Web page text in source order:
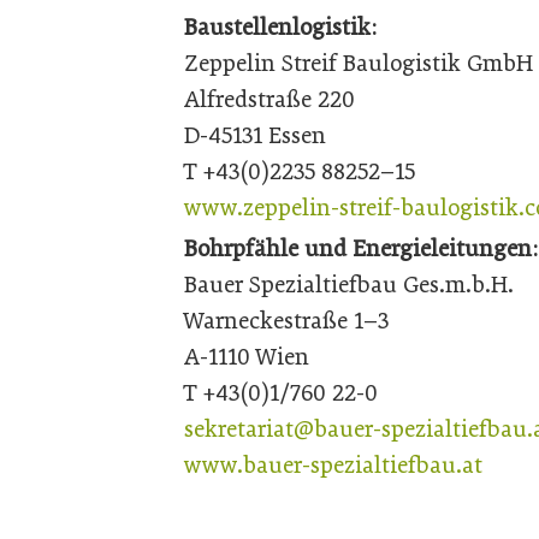
Baustellenlogistik:
Zeppelin Streif Baulogistik GmbH
Alfredstraße 220
D-45131 Essen
T +43(0)2235 88252–15
www.zeppelin-streif-
Bohrpfähle und Energieleitungen:
Bauer Spezialtiefbau Ges.m.b.H.
Warneckestraße 1–3
A-1110 Wien
T +43(0)1/760 22-0
sekretariat@bauer-
www.bauer-spezialtiefbau.at